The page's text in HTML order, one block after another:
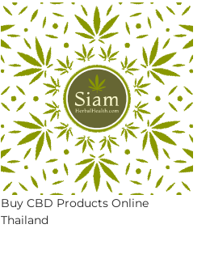
Buy CBD Products Online
Thailand